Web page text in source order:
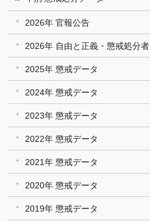
2026年 官報公告
2026年 自由と正義・懲戒処分者
2025年 懲戒データ
2024年 懲戒データ
2023年 懲戒データ
2022年 懲戒データ
2021年 懲戒データ
2020年 懲戒データ
2019年 懲戒データ